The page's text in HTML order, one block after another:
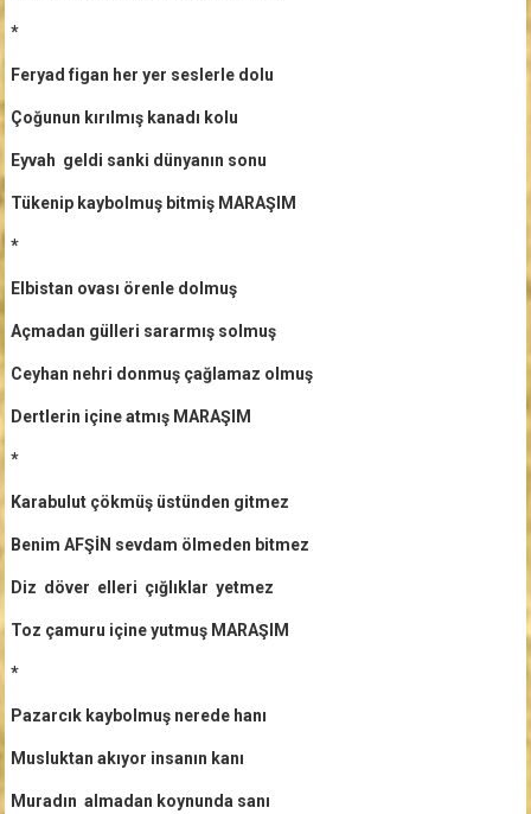
*
Feryad figan her yer seslerle dolu
Çoğunun kırılmış kanadı kolu
Eyvah geldi sanki dünyanın sonu
Tükenip kaybolmuş bitmiş MARAŞIM
*
Elbistan ovası örenle dolmuş
Açmadan gülleri sararmış solmuş
Ceyhan nehri donmuş çağlamaz olmuş
Dertlerin içine atmış MARAŞIM
*
Karabulut çökmüş üstünden gitmez
Benim AFŞİN sevdam ölmeden bitmez
Diz döver elleri çığlıklar yetmez
Toz çamuru içine yutmuş MARAŞIM
*
Pazarcık kaybolmuş nerede hanı
Musluktan akıyor insanın kanı
Muradın almadan koynunda sanı